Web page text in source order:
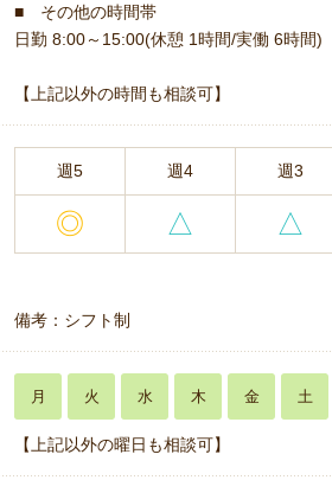
■ その他の時間帯
日勤 8:00～15:00(休憩 1時間/実働 6時間)
【上記以外の時間も相談可】
週5 週4 週3
◎ △ △
備考：シフト制
月 火 水 木 金 土
【上記以外の曜日も相談可】